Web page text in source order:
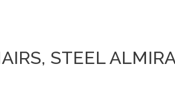
STEEL